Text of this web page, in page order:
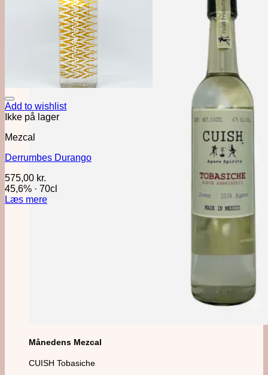
Månedens Mezcal
CUISH Tobasiche
Add to wishlist
Ikke på lager
Mezcal
Derrumbes Durango
575,00 kr.
45,6% · 70cl
Læs mere